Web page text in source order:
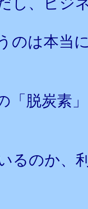
のは本当
「脱炭素
るのか、